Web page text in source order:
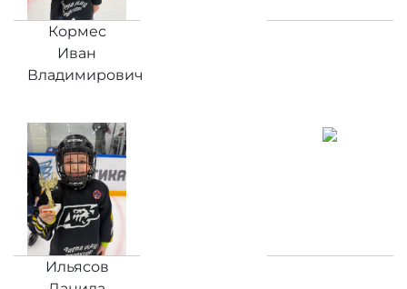
Кормес
Иван
Владимирович
Ильясов